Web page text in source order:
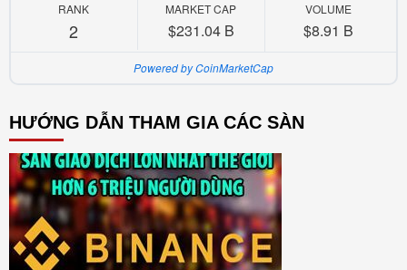
RANK
2
MARKET CAP
$231.04 B
VOLUME
$8.91 B
Powered by CoinMarketCap
HƯỚNG DẪN THAM GIA CÁC SÀN